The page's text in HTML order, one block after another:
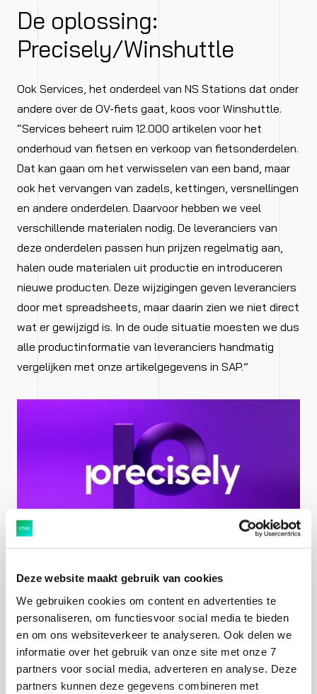
Deze website maakt gebruik van cookies
We gebruiken cookies om content en advertenties te
personaliseren, om functiesvoor social media te bieden
en om ons websiteverkeer te analyseren. Ook delen we
informatie over het gebruik van onze site met onze 7
partners voor social media, adverteren en analyse. Deze
partners kunnen deze gegevens combineren met
De oplossing:
Precisely/Winshuttle
Ook Services, het onderdeel van NS Stations dat onder
andere over de OV-fiets gaat, koos voor Winshuttle.
“Services beheert ruim 12.000 artikelen voor het
onderhoud van fietsen en verkoop van fietsonderdelen.
Dat kan gaan om het verwisselen van een band, maar
ook het vervangen van zadels, kettingen, versnellingen
en andere onderdelen. Daarvoor hebben we veel
verschillende materialen nodig. De leveranciers van
deze onderdelen passen hun prijzen regelmatig aan,
halen oude materialen uit productie en introduceren
nieuwe producten. Deze wijzigingen geven leveranciers
door met spreadsheets, maar daarin zien we niet direct
wat er gewijzigd is. In de oude situatie moesten we dus
alle productinformatie van leveranciers handmatig
vergelijken met onze artikelgegevens in SAP.”
“Met de komst van het nieuwe kassasysteem wilden
we dat anders aanpakken. Daarom besloten we om ook
gebruik te gaan maken van de query-functionaliteiten
van Winshuttle. Zo maken we eenvoudig overzichten
van artikelen in SAP en die we koppelen met de
spreadsheets van onze leveranciers. Zo zien we in een